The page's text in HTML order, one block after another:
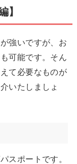
】
強いですが、お
可能です。そん
て必要なものが
いたしましょ
スポートです。